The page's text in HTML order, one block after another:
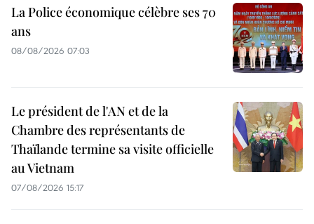
La Police économique célèbre ses 70
ans
08/08/2026 07:03
Le président de l'AN et de la
Chambre des représentants de
Thaïlande termine sa visite officielle
au Vietnam
07/08/2026 15:17